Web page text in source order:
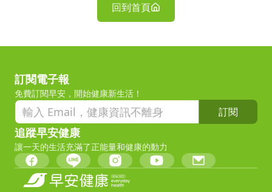
回到首頁
訂閱電子報
免費訂閱早安，開始健康新生活！
訂閱
追蹤早安健康
讓一天的生活充滿了正能量和健康的動力